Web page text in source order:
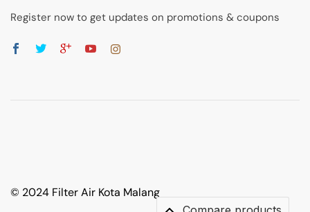
Register now to get updates on promotions & coupons
© 2024 Filter Air Kota Malang